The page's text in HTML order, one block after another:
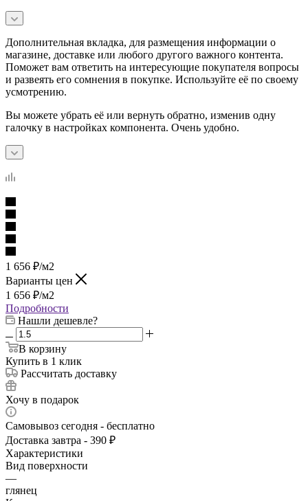
Дополнительная вкладка, для размещения информации о
магазине, доставке или любого другого важного контента.
Поможет вам ответить на интересующие покупателя вопросы
и развеять его сомнения в покупке. Используйте её по своему
усмотрению.
Вы можете убрать её или вернуть обратно, изменив одну
галочку в настройках компонента. Очень удобно.
1 656 ₽/м2
Варианты цен
1 656 ₽/м2
Подробности
Нашли дешевле?
В корзину
Купить в 1 клик
Рассчитать доставку
Хочу в подарок
Самовывоз сегодня - бесплатно
Доставка завтра - 390 ₽
Характеристики
Вид поверхности
—
глянец